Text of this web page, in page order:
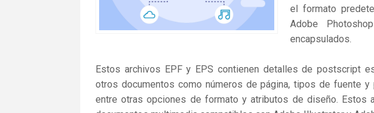
el formato
Adobe
encapsulados.
Estos archivos EPF y EPS contienen detalles de postscript
otros documentos como números de página, tipos de fuente
entre otras opciones de formato y atributos de diseño. Estos